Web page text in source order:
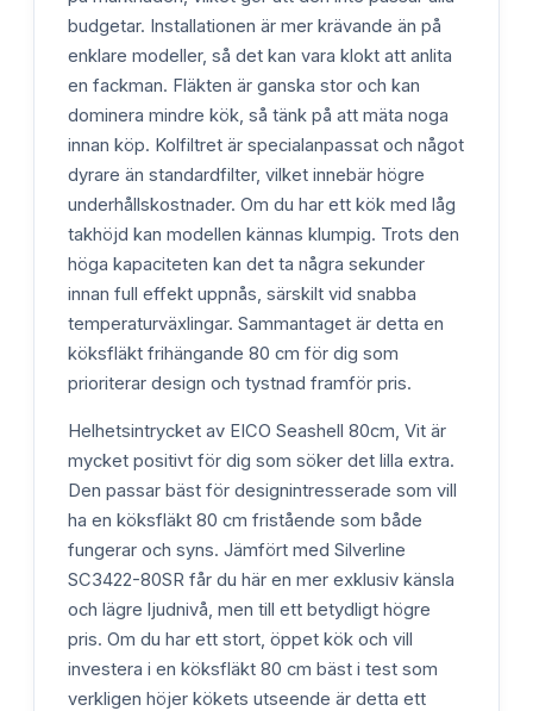
budgetar. Installationen är mer krävande än på
enklare modeller, så det kan vara klokt att anlita
en fackman. Fläkten är ganska stor och kan
dominera mindre kök, så tänk på att mäta noga
innan köp. Kolfiltret är specialanpassat och något
dyrare än standardfilter, vilket innebär högre
underhållskostnader. Om du har ett kök med låg
takhöjd kan modellen kännas klumpig. Trots den
höga kapaciteten kan det ta några sekunder
innan full effekt uppnås, särskilt vid snabba
temperaturväxlingar. Sammantaget är detta en
köksfläkt frihängande 80 cm för dig som
prioriterar design och tystnad framför pris.
Helhetsintrycket av EICO Seashell 80cm, Vit är
mycket positivt för dig som söker det lilla extra.
Den passar bäst för designintresserade som vill
ha en köksfläkt 80 cm fristående som både
fungerar och syns. Jämfört med Silverline
SC3422-80SR får du här en mer exklusiv känsla
och lägre ljudnivå, men till ett betydligt högre
pris. Om du har ett stort, öppet kök och vill
investera i en köksfläkt 80 cm bäst i test som
verkligen höjer kökets utseende är detta ett